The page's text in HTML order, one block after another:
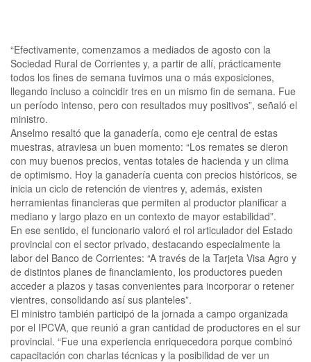
“Efectivamente, comenzamos a mediados de agosto con la
Sociedad Rural de Corrientes y, a partir de allí, prácticamente
todos los fines de semana tuvimos una o más exposiciones,
llegando incluso a coincidir tres en un mismo fin de semana. Fue
un período intenso, pero con resultados muy positivos”, señaló el
ministro.
Anselmo resaltó que la ganadería, como eje central de estas
muestras, atraviesa un buen momento: “Los remates se dieron
con muy buenos precios, ventas totales de hacienda y un clima
de optimismo. Hoy la ganadería cuenta con precios históricos, se
inicia un ciclo de retención de vientres y, además, existen
herramientas financieras que permiten al productor planificar a
mediano y largo plazo en un contexto de mayor estabilidad”.
En ese sentido, el funcionario valoró el rol articulador del Estado
provincial con el sector privado, destacando especialmente la
labor del Banco de Corrientes: “A través de la Tarjeta Visa Agro y
de distintos planes de financiamiento, los productores pueden
acceder a plazos y tasas convenientes para incorporar o retener
vientres, consolidando así sus planteles”.
El ministro también participó de la jornada a campo organizada
por el IPCVA, que reunió a gran cantidad de productores en el sur
provincial. “Fue una experiencia enriquecedora porque combinó
capacitación con charlas técnicas y la posibilidad de ver un